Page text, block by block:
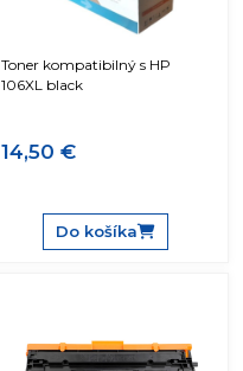
Toner kompatibilný s HP
106XL black
14,50 €
Do košíka